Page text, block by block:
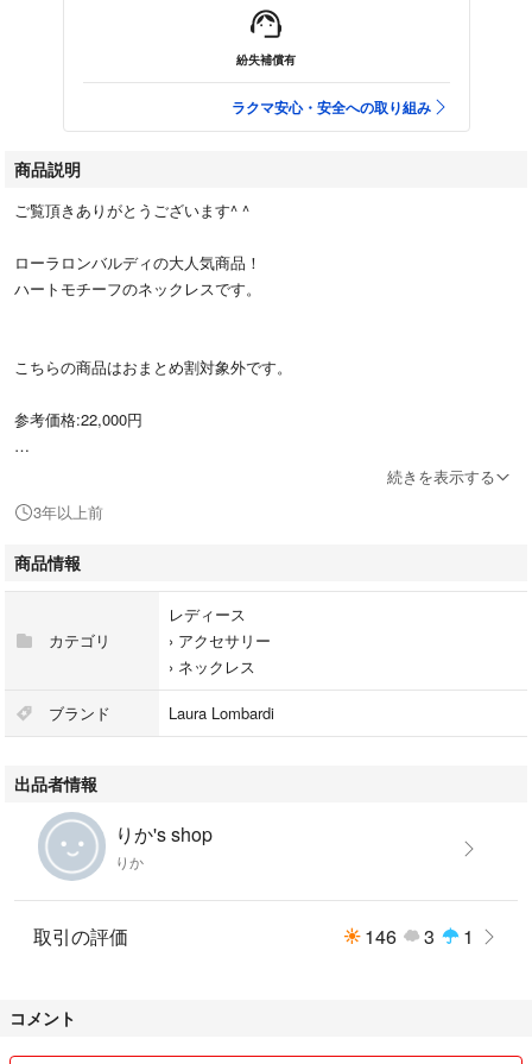
紛失補償有
ラクマ安心・安全への取り組み
商品説明
ご覧頂きありがとうございます^ ^
ローラロンバルディの大人気商品！
ハートモチーフのネックレスです。
こちらの商品はおまとめ割対象外です。
参考価格:22,000円
袋はありません。
続きを表示する
3年以上前
商品情報
カテゴリ
レディース
› アクセサリー
› ネックレス
ブランド Laura Lombardi
出品者情報
りか's shop
りか
取引の評価 146 3 1
コメント